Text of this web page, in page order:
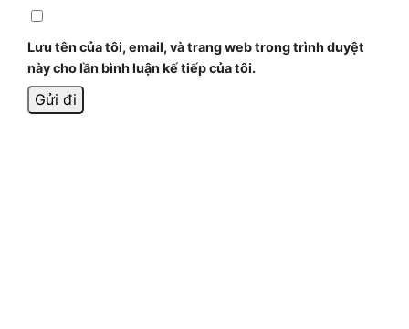
Lưu tên của tôi, email, và trang web trong trình duyệt
này cho lần bình luận kế tiếp của tôi.